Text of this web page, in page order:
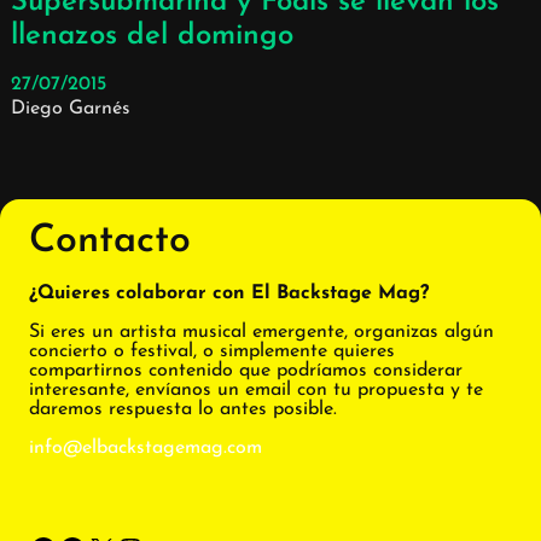
llenazos del domingo
27/07/2015
Diego Garnés
Contacto
¿Quieres colaborar con El Backstage Mag?
Si eres un artista musical emergente, organizas algún
concierto o festival, o simplemente quieres
compartirnos contenido que podríamos considerar
interesante, envíanos un email con tu propuesta y te
daremos respuesta lo antes posible.
info@elbackstagemag.com